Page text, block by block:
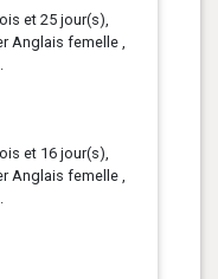
et 25 jour(s),
Anglais femelle ,
et 16 jour(s),
Anglais femelle ,